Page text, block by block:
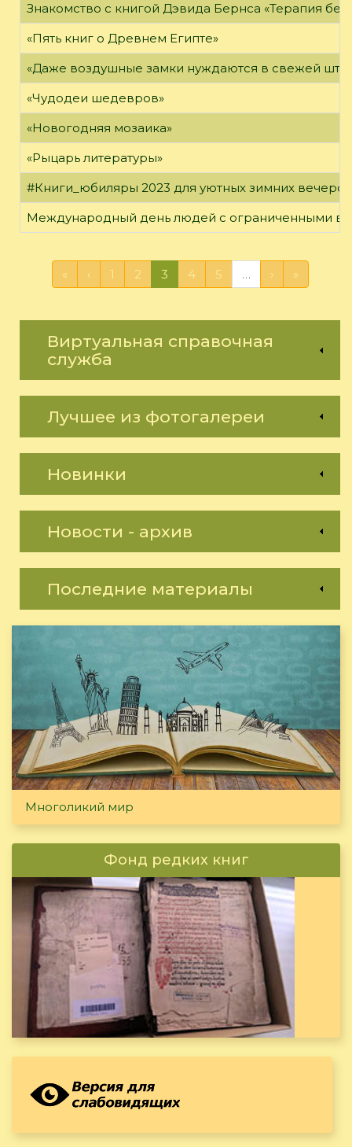
Знакомство с книгой Дэвида Бернса «Терапия
«Пять книг о Древнем Египте»
«Даже воздушные замки нуждаются в свежей
«Чудодеи шедевров»
«Новогодняя мозаика»
«Рыцарь литературы»
#Книги_юбиляры 2023 для уютных зимних вечеров
Международный день людей с ограниченными
« ‹ 1 2 3 4 5 … › »
Виртуальная справочная
служба
Лучшее из фотогалереи
Новинки
Новости - архив
Последние материалы
Многоликий мир
Фонд редких книг